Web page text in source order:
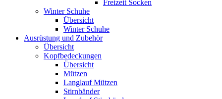
Freizeit Socken
Winter Schuhe
Übersicht
Winter Schuhe
Ausrüstung und Zubehör
Übersicht
Kopfbedeckungen
Übersicht
Mützen
Langlauf Mützen
Stirnbänder